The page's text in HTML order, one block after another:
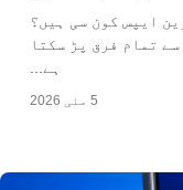
ایپس کون سی ہیں؟
تمام فرق پڑ سکتا
ہے...
5 مئی 2026